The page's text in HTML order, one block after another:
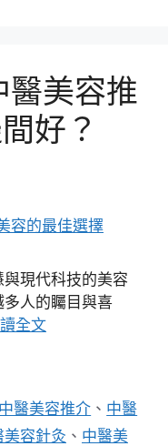
醫美容推
好？
現代科技的美容
人的矚目與喜
全文
中醫美容推介 、 中醫
美容針灸 、 中醫美